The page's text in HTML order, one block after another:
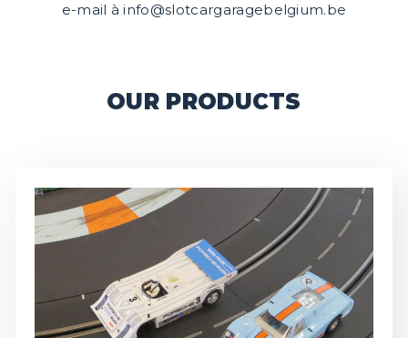
e-mail àinfo@slotcargaragebelgium.be
OUR PRODUCTS